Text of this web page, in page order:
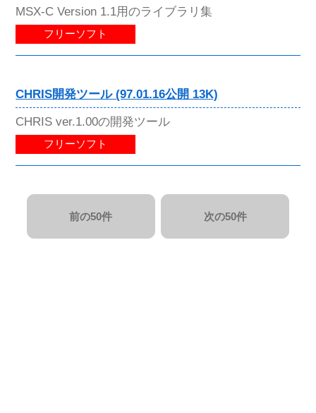
MSX-C Version 1.1用のライブラリ集
フリーソフト
CHRIS開発ツール (97.01.16公開 13K)
CHRIS ver.1.00の開発ツール
フリーソフト
前の50件 次の50件